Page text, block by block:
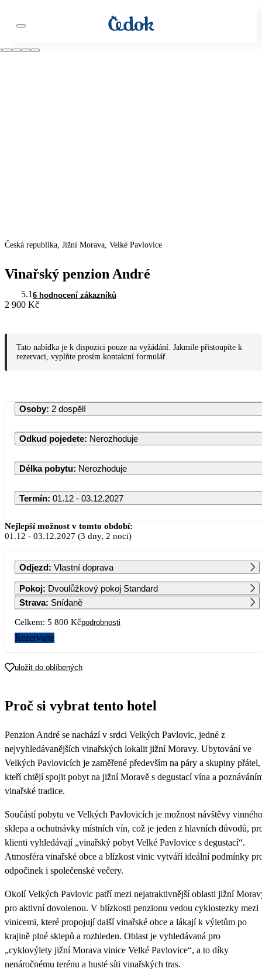
Česká republika, Jižní Morava, Velké Pavlovice
Vinařský penzion André
5.1 6 hodnocení zákazníků
2 900 Kč
Tato nabídka je k dispozici pouze na vyžádání. Jakmile přistoupíte k
rezervaci, vyplňte prosím kontaktní formulář.
Osoby: 2 dospělí
Odkud pojedete: Nerozhoduje
Délka pobytu: Nerozhoduje
Termín: 01.12 - 03.12.2027
Prosinec 2027
PO ÚT ST ČT PÁ SO NE
1
2 900
2
2 900
3 4 5
6
2 900
7 8
2 900
9 10 11 12
2 900 2 900 2 900 2 900 2 900
20
27 28 29 30
Nejlepší možnost v tomto období:
01.12 - 03.12.2027 (3 dny, 2 noci)
Odjezd: Vlastní doprava
Pokoj: Dvoulůžkový pokoj Standard
Strava: Snídaně
Celkem: 5 800 Kčpodrobnosti
Rezervujte
uložit do oblíbených
Proč si vybrat tento hotel
Penzion André se nachází v srdci Velkých Pavlovic, jedné z
nejvyhledávanějších vinařských lokalit jižní Moravy. Ubytování ve
Velkých Pavlovicích je zaměřené především na páry a skupiny přátel,
kteří chtějí spojit pobyt na jižní Moravě s degustací vína a
vinařské tradice.
Součástí pobytu ve Velkých Pavlovicích je možnost návštěvy vinného
sklepa a ochutnávky místních vín, což je jeden z hlavních důvodů,
klienti vyhledávají „vinařský pobyt Velké Pavlovice s degustací“.
Atmosféra vinařské obce a blízkost vinic vytváří ideální podmínky
odpočinek i společenské večery.
Okolí Velkých Pavlovic patří mezi nejatraktivnější oblasti jižní
pro aktivní dovolenou. V blízkosti penzionu vedou cyklostezky mezi
vinicemi, které propojují další vinařské obce a lákají k výletům po
krajině plné sklepů a rozhleden. Oblast je vyhledávaná pro
„cyklovýlety jižní Morava vinice Velké Pavlovice“, a to díky
nenáročnému terénu a husté síti vinařských tras.